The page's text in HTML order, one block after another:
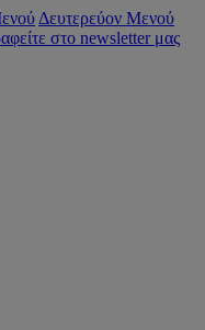
Δευτερεύον Μενού
στο newsletter μας